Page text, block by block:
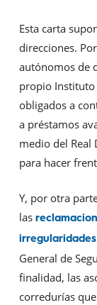
Esta carta
direcciones.
autónomos de
propio Instituto
obligados a
a préstamos
medio del Real
para hacer
Y, por otra
las
irregularidades
General de
finalidad, las
corredurías